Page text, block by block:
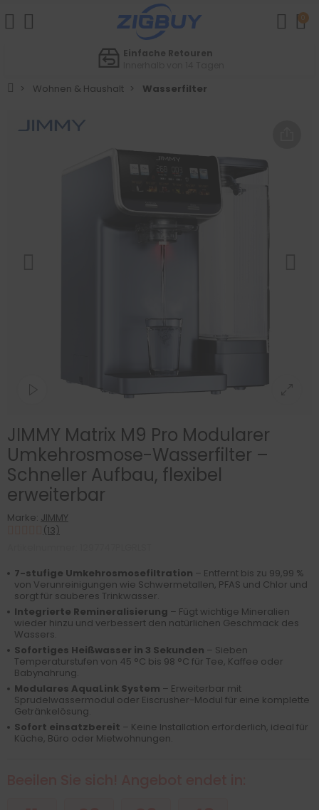
0
Einfache Retouren
Wohnen & Haushalt Wasserfilter
JIMMY Matrix M9 Pro Modularer
Umkehrosmose-Wasserfilter –
Schneller Aufbau, flexibel
erweiterbar
Marke: JIMMY
(13)
7-stufige Umkehrosmosefiltration – Entfernt bis zu 99,99 %
von Verunreinigungen wie Schwermetallen, PFAS und Chlor und
sorgt für sauberes Trinkwasser.
Integrierte Remineralisierung – Fügt wichtige Mineralien
wieder hinzu und verbessert den natürlichen Geschmack des
Wassers.
Sofortiges Heißwasser in 3 Sekunden – Sieben
Temperaturstufen von 45 °C bis 98 °C für Tee, Kaffee oder
Babynahrung.
Modulares AquaLink System – Erweiterbar mit
Sprudelwassermodul oder Eiscrusher-Modul für eine komplette
Getränkelösung.
Sofort einsatzbereit – Keine Installation erforderlich, ideal für
Küche, Büro oder Mietwohnungen.